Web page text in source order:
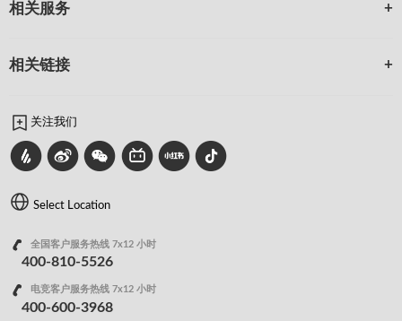
相关服务
相关链接
关注我们
Select Location
全国客户服务热线 7x12 小时
400-810-5526
电竞客户服务热线 7x12 小时
400-600-3968